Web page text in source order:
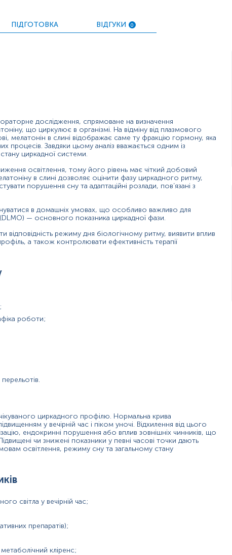
циркадного профілю. Нормальна крива
про циркадну дезорганізацію, ендокринні порушення або
у вечірній час;
кліренс;
стресу ввечері).
епіфіза;
синдрому передчасного засинання, порушень типу non‑24.
ритмів.
компонентом.
відновлення.
адаптації.
мелатоніну;
ПІДГОТОВКА ВІДГУКИ 0
дослідження, спрямоване на визначення
що циркулює в організмі. На відміну від плазмового
мелатонін в слині відображає саме ту фракцію гормону, яка
процесів. Завдяки цьому аналіз вважається одним із
циркадної системи.
освітлення, тому його рівень має чіткий добовий
в слині дозволяє оцінити фазу циркадного ритму,
порушення сну та адаптаційні розлади, пов’язані з
в домашніх умовах, що особливо важливо для
— основного показника циркадної фази.
відповідність режиму дня біологічному ритму, виявити вплив
а також контролювати ефективність терапії
роботи;
циркадного профілю. Нормальна крива
у вечірній час і піком уночі. Відхилення від цього
ендокринні порушення або вплив зовнішніх чинників, що
чи знижені показники у певні часові точки дають
освітлення, режиму сну та загальному стану
світла у вечірній час;
препаратів);
кліренс;